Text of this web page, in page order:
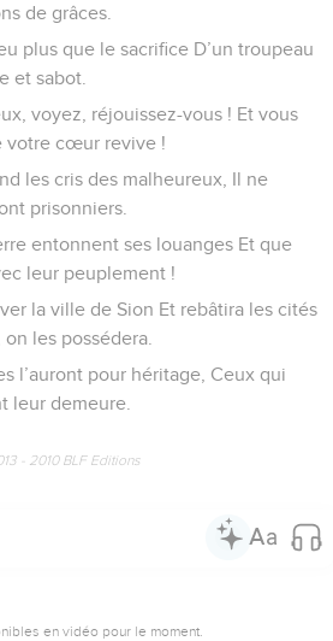
de grâces.
plus que le sacrifice D’un troupeau
et sabot.
voyez, réjouissez-vous ! Et vous
votre cœur revive !
les cris des malheureux, Il ne
prisonniers.
entonnent ses louanges Et que
leur peuplement !
la ville de Sion Et rebâtira les cités
les possédera.
l’auront pour héritage, Ceux qui
leur demeure.
- 2010 BLF Editions
en vidéo pour le moment.